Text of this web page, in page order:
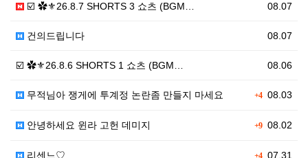
08.07
☑️ ✿⚜26.8.7 SHORTS 3 쇼츠 (BGM…
08.07
건의드립니다
08.06
☑️ ✿⚜26.8.6 SHORTS 1 쇼츠 (BGM…
+408.03
무적님아 쟁게에 투계정 논란좀 만들지 마세요
+908.02
안녕하세요 윈라 고헌 데미지
+407.31
리센느♡